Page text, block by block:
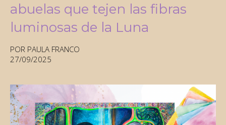
abuelas que tejen las fibras
luminosas de la Luna
POR PAULA FRANCO
27/09/2025